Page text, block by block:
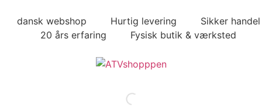
dansk webshop Hurtig levering
Sikker handel
20 års erfaring
Fysisk butik & værksted